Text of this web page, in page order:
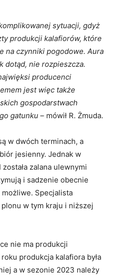
sytuacji, gdyż
produkcji kalafiorów, które
na czynniki pogodowe. Aura
dotąd, nie rozpieszcza.
producenci
jest więc także
gospodarstwach
gatunku – mówił R. Żmuda.
w dwóch terminach, a
jesienny. Jednak w
zalana ulewnymi
i sadzenie obecnie
Specjalista
w tym kraju i niższej
nie ma produkcji
produkcja kalafiora była
a w sezonie 2023 należy